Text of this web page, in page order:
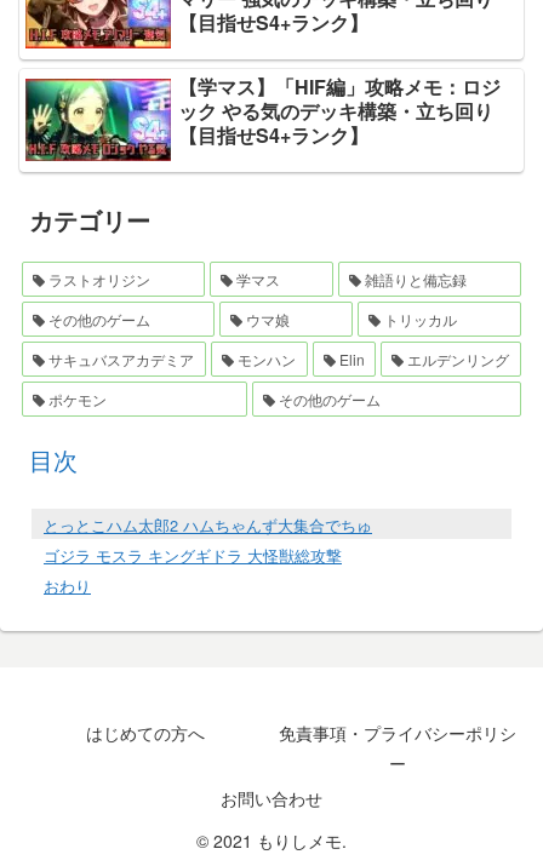
【目指せS4+ランク】
【学マス】「HIF編」攻略メモ：ロジ
ック やる気のデッキ構築・立ち回り
【目指せS4+ランク】
カテゴリー
ラストオリジン 学マス
雑語りと備忘録
その他のゲーム
ウマ娘
トリッカル
サキュバスアカデミア
モンハン Elin
エルデンリング
ポケモン
その他のゲーム
目次
とっとこハム太郎2 ハムちゃんず大集合でちゅ
ゴジラ モスラ キングギドラ 大怪獣総攻撃
おわり
はじめての方へ
免責事項・プライバシーポリシ
ー
お問い合わせ
© 2021 もりしメモ.